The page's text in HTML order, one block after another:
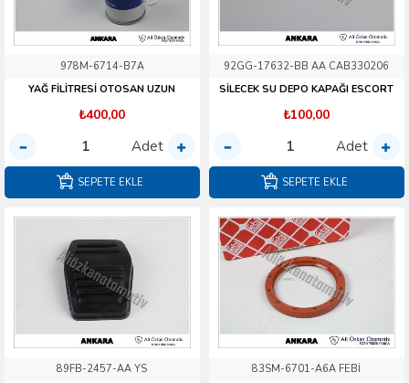
978M-6714-B7A
YAĞ FİLİTRESİ OTOSAN UZUN
₺400,00
Adet
SEPETE EKLE
92GG-17632-BB AA CAB330206
SİLECEK SU DEPO KAPAĞI ESCORT
₺100,00
Adet
SEPETE EKLE
89FB-2457-AA YS
83SM-6701-A6A FEBİ